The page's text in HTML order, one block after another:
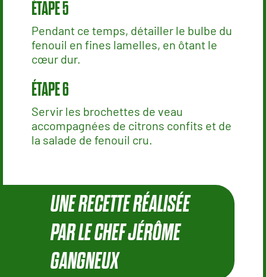
Pendant ce temps, détailler le bulbe du
fenouil en fines lamelles, en ôtant le
cœur dur.
Servir les brochettes de veau
accompagnées de citrons confits et de
la salade de fenouil cru.
UNE RECETTE RÉALISÉE
PAR LE CHEF JÉRÔME
GANGNEUX